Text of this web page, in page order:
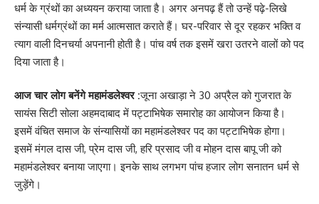
धर्म के ग्रंथों का अध्ययन कराया जाता है। अगर अनपढ़ हैं तो उन्हें पढ़े-लिखे
संन्यासी धर्मग्रंथों का मर्म आत्मसात कराते हैं। घर-परिवार से दूर रहकर भक्ति व
त्याग वाली दिनचर्या अपनानी होती है। पांच वर्ष तक इसमें खरा उतरने वालों को पद
दिया जाता है।
आज चार लोग बनेंगे महामंडलेश्वर :जूना अखाड़ा ने 30 अप्रैल को गुजरात के
सायंस सिटी सोला अहमदाबाद में पट्टाभिषेक समारोह का आयोजन किया है।
इसमें वंचित समाज के संन्यासियों का महामंडलेश्वर पद का पट्टाभिषेक होगा।
इसमें मंगल दास जी, प्रेम दास जी, हरि प्रसाद जी व मोहन दास बापू जी को
महामंडलेश्वर बनाया जाएगा। इनके साथ लगभग पांच हजार लोग सनातन धर्म से
जुड़ेंगे।